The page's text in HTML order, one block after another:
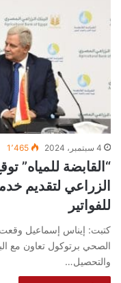
4 سبتمبر، 2024 1٬465
“القابضة للمياه”
الزراعي لتقديم
للفواتير
كتبت: إيناس إسماعيل
الصحي برتوكول تعاون مع
والتحصيل…